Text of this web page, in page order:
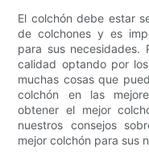
El colchón debe estar
de colchones y es
para sus necesidades.
calidad optando por
muchas cosas que
colchón en las
obtener el mejor
nuestros consejos
mejor colchón para sus